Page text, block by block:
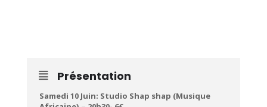
Présentation
Samedi 10 Juin: Studio Shap shap (Musique